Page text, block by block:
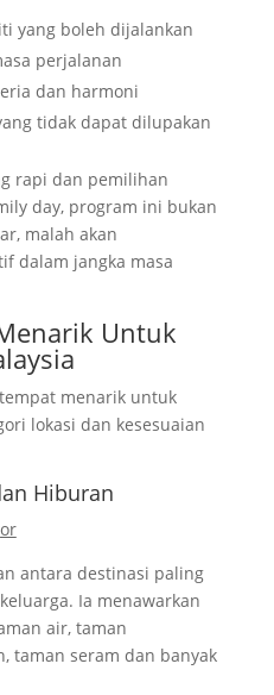
dan Aktiviti DIY
Edutainment
Air Terjun
Taman Ekstrem
Bertemakan Kreatif
dan Warisan
Mega Untuk Kanak-
dan Rekreasi Semula
Menarik Untuk Family
dalam memilih
family day?
menarik untuk
semasa musim hujan?
yang boleh dijalankan
perjalanan
dan harmoni
tidak dapat dilupakan
rapi dan pemilihan
day, program ini bukan
malah akan
dalam jangka masa
Untuk
menarik untuk
lokasi dan kesesuaian
Hiburan
antara destinasi paling
Ia menawarkan
air, taman
taman seram dan banyak